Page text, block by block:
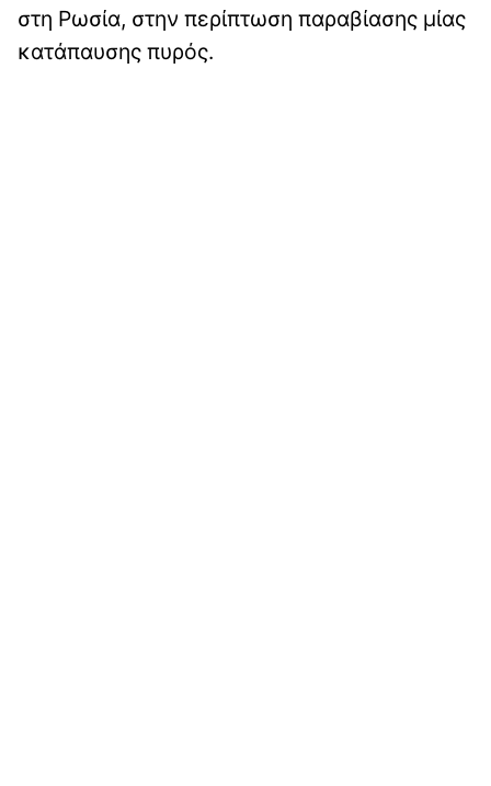
στη Ρωσία, στην περίπτωση παραβίασης μίας
κατάπαυσης πυρός.